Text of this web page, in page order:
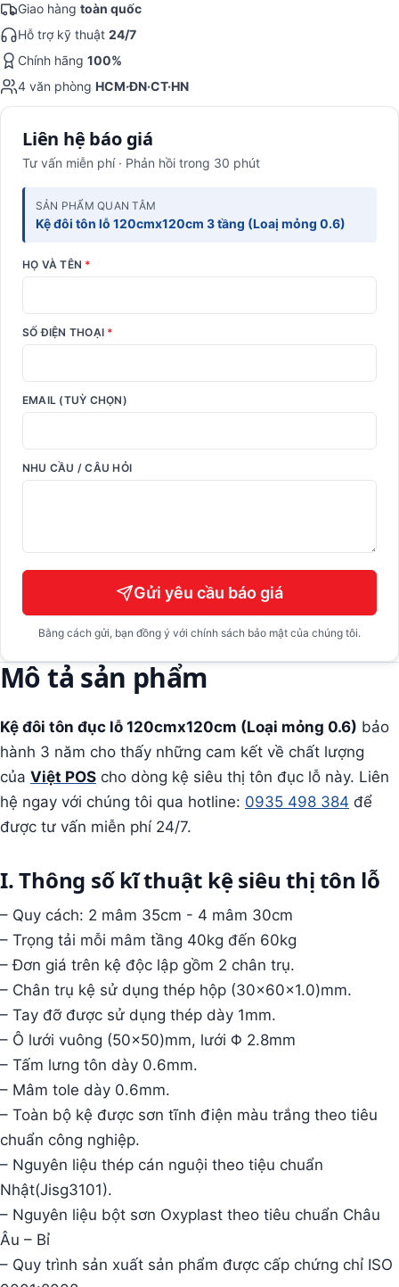
Giao hàng toàn quốc
Hỗ trợ kỹ thuật 24/7
Chính hãng 100%
4 văn phòng HCM·ĐN·CT·HN
Liên hệ báo giá
Tư vấn miễn phí · Phản hồi trong 30 phút
SẢN PHẨM QUAN TÂM
Kệ đôi tôn lỗ 120cmx120cm 3 tầng (Loaị mỏng 0.6)
HỌ VÀ TÊN *
SỐ ĐIỆN THOẠI *
EMAIL (TUỲ CHỌN)
NHU CẦU / CÂU HỎI
Gửi yêu cầu báo giá
Bằng cách gửi, bạn đồng ý với chính sách bảo mật của chúng tôi.
Mô tả sản phẩm
Kệ đôi tôn đục lỗ 120cmx120cm (Loại mỏng 0.6) bảo
hành 3 năm cho thấy những cam kết về chất lượng
của Việt POS cho dòng kệ siêu thị tôn đục lỗ này. Liên
hệ ngay với chúng tôi qua hotline: 0935 498 384 để
được tư vấn miễn phí 24/7.
I. Thông số kĩ thuật kệ siêu thị tôn lỗ
– Quy cách: 2 mâm 35cm - 4 mâm 30cm
– Trọng tải mỗi mâm tầng 40kg đến 60kg
– Đơn giá trên kệ độc lập gồm 2 chân trụ.
– Chân trụ kệ sử dụng thép hộp (30x60x1.0)mm.
– Tay đỡ được sử dụng thép dày 1mm.
– Ô lưới vuông (50x50)mm, lưới Φ 2.8mm
– Tấm lưng tôn dày 0.6mm.
– Mâm tole dày 0.6mm.
– Toàn bộ kệ được sơn tĩnh điện màu trắng theo tiêu
chuẩn công nghiệp.
– Nguyên liệu thép cán nguội theo tiệu chuẩn
Nhật(Jisg3101).
– Nguyên liệu bột sơn Oxyplast theo tiêu chuẩn Châu
Âu – Bỉ
– Quy trình sản xuất sản phẩm được cấp chứng chỉ ISO